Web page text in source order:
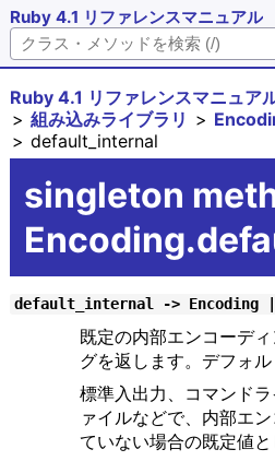
Ruby 4.1 リファレンスマニュアル
Ruby 4.1 リファレンスマニュア
組み込みライブラリ
default_internal
singleton
default_internal ->
既定の内部エンコーディ
グを返します。デフォル
標準入出力、コマンド
ァイルなどで、内部エ
ていない場合の既定値と